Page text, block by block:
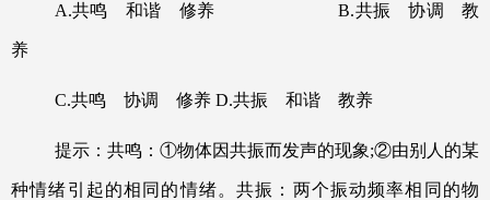
A.共鸣 和谐 修养B.共振 协调 教
养
C.共鸣 协调 修养 D.共振 和谐 教养
提示：共鸣：①物体因共振而发声的现象;②由别人的某
种情绪引起的相同的情绪。共振：两个振动频率相同的物